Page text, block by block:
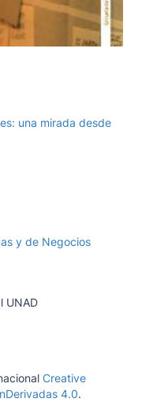
una mirada desde
y de Negocios
UNAD
Creative
4.0.